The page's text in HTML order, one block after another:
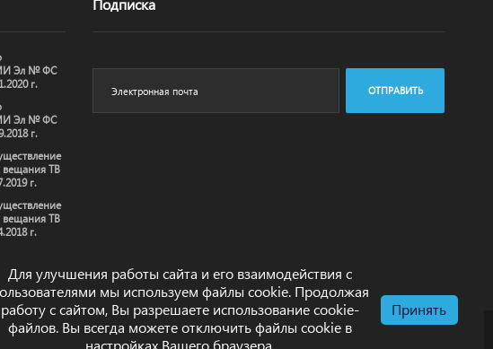
Эл № ФС
г.
Эл № ФС
г.
вещания ТВ
г.
вещания ТВ
г.
Подписка
ОТПРАВИТЬ
Для улучшения работы сайта и его взаимодействия с
мы используем файлы cookie. Продолжая
работу с сайтом, Вы разрешаете использование cookie-
файлов. Вы всегда можете отключить файлы cookie в
настройках Вашего браузера.
Принять